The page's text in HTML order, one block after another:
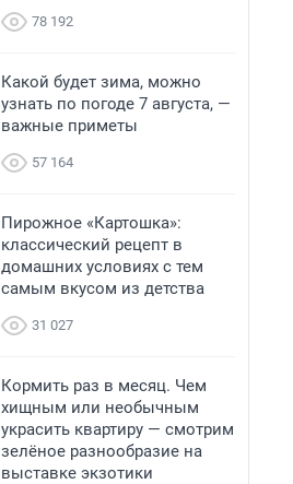
78 192
Какой будет зима, можно
узнать по погоде 7 августа, —
важные приметы
57 164
Пирожное «Картошка»:
классический рецепт в
домашних условиях с тем
самым вкусом из детства
31 027
Кормить раз в месяц. Чем
хищным или необычным
украсить квартиру — смотрим
зелёное разнообразие на
выставке экзотики